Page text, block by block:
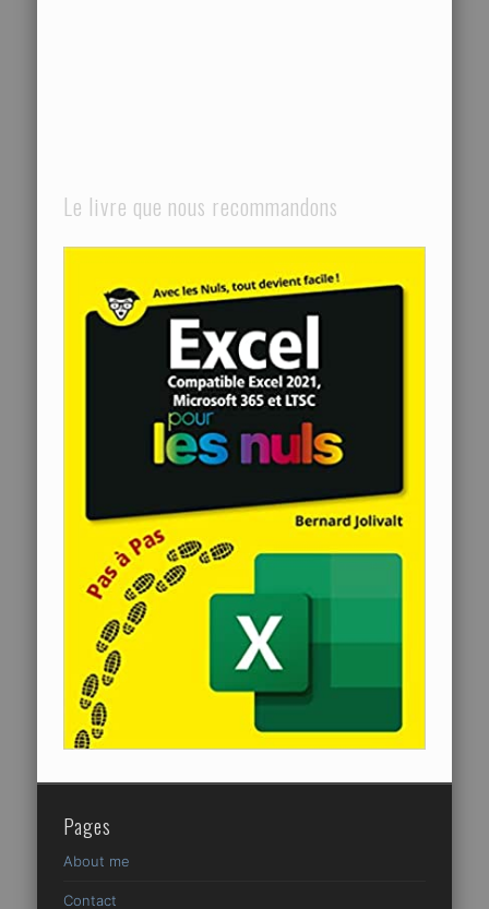
Le livre que nous recommandons
Pages
About me
Contact